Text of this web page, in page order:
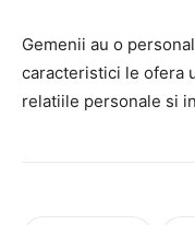
Gemenii au o
caracteristici le ofera
relatiile personale si